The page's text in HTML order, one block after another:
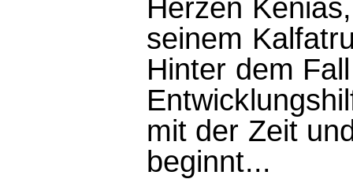
Herzen
seinem
Hinter dem
mit der Zeit
beginnt...